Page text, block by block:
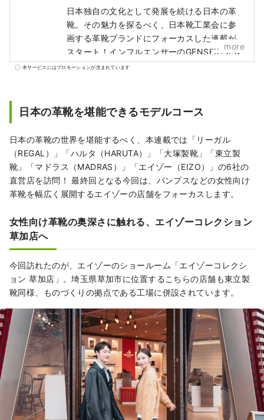
日本独自の文化として発展を続ける日本の革
靴。その魅力を探るべく、日本靴工業会に参
画する革靴ブランドにフォーカスした連載が
スタート！インフルエンサーのGENSEIさん＆
ニンさんを案内役に迎え、職人技が光るブラ
more
本サービスにはプロモーションが含まれています
日本の革靴を堪能できるモデルコース
日本の革靴の世界を堪能するべく、本連載では「リーガル
（REGAL）」「ハルタ（HARUTA）」「大塚製靴」「東立製
靴」「マドラス（MADRAS）」「エイゾー（EIZO）」の6社の
直営店を訪問！ 最終回となる今回は、パンプスなどの女性向け
革靴を幅広く展開するエイゾーの店舗をフォーカスします。
女性向け革靴の奥深さに触れる、エイゾーコレクション
草加店へ
今回訪れたのが、エイゾーのショールーム「エイゾーコレクシ
ョン 草加店」。埼玉県草加市に位置するこちらの店舗も東立製
靴同様、ものづくりの拠点である工場に併設されています。